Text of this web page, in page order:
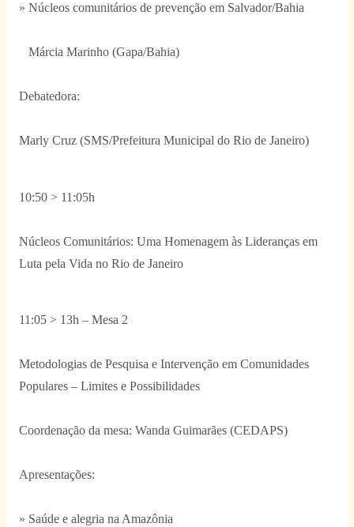
» Núcleos comunitários de prevenção em Salvador/Bahia
Márcia Marinho (Gapa/Bahia)
Debatedora:
Marly Cruz (SMS/Prefeitura Municipal do Rio de Janeiro)
10:50 > 11:05h
Núcleos Comunitários: Uma Homenagem às Lideranças em
Luta pela Vida no Rio de Janeiro
11:05 > 13h – Mesa 2
Metodologias de Pesquisa e Intervenção em Comunidades
Populares – Limites e Possibilidades
Coordenação da mesa: Wanda Guimarães (CEDAPS)
Apresentações:
» Saúde e alegria na Amazônia